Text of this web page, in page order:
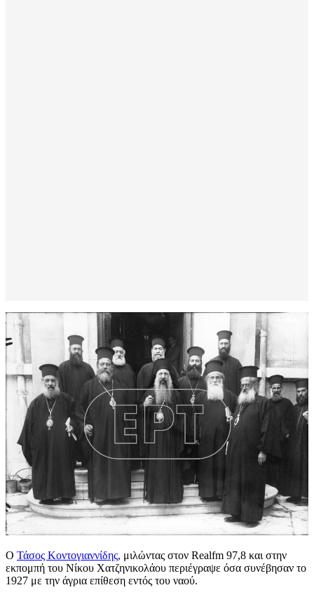
Ο Τάσος Κοντογιαννίδης, μιλώντας στον Realfm 97,8 και στην
εκπομπή του Νίκου Χατζηνικολάου περιέγραψε όσα συνέβησαν το
1927 με την άγρια επίθεση εντός του ναού.